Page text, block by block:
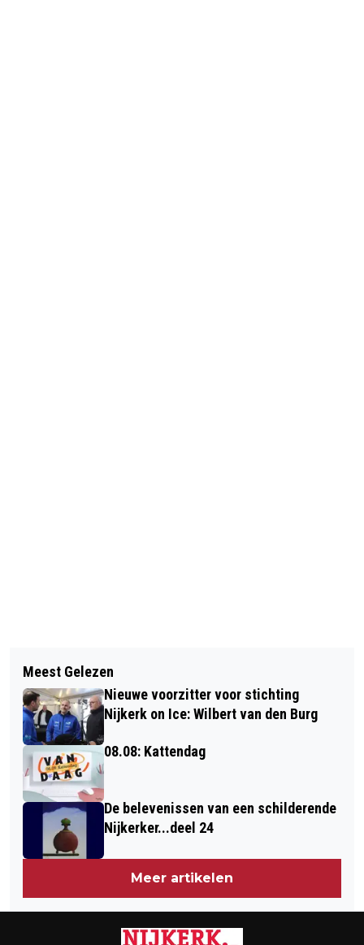
10E SLEEPBOOTDAGEN GROTER DAN
OOIT
ACCENT: SUCCES IS GEEN TOEVAL
Meest Gelezen
Nieuwe voorzitter voor stichting
Nijkerk on Ice: Wilbert van den Burg
08.08: Kattendag
De belevenissen van een schilderende
Nijkerker...deel 24
Meer artikelen